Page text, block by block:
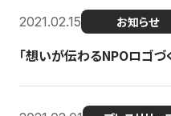
2021.02.15 お知らせ
「想いが伝わるNPOロゴづ